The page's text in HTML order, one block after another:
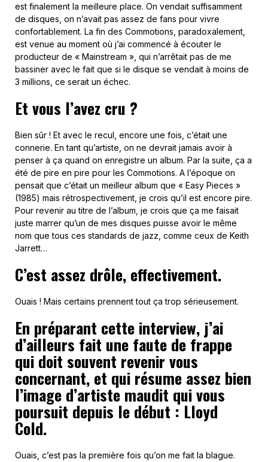
est finalement la meilleure place. On vendait suffisamment
de disques, on n’avait pas assez de fans pour vivre
confortablement. La fin des Commotions, paradoxalement,
est venue au moment où j’ai commencé à écouter le
producteur de « Mainstream », qui n’arrêtait pas de me
bassiner avec le fait que si le disque se vendait à moins de
3 millions, ce serait un échec.
Et vous l’avez cru ?
Bien sûr ! Et avec le recul, encore une fois, c’était une
connerie. En tant qu’artiste, on ne devrait jamais avoir à
penser à ça quand on enregistre un album. Par la suite, ça a
été de pire en pire pour les Commotions. A l’époque on
pensait que c’était un meilleur album que « Easy Pieces »
(1985) mais rétrospectivement, je crois qu’il est encore pire.
Pour revenir au titre de l’album, je crois que ça me faisait
juste marrer qu’un de mes disques puisse avoir le même
nom que tous ces standards de jazz, comme ceux de Keith
Jarrett…
C’est assez drôle, effectivement.
Ouais ! Mais certains prennent tout ça trop sérieusement.
En préparant cette interview, j’ai
d’ailleurs fait une faute de frappe
qui doit souvent revenir vous
concernant, et qui résume assez bien
l’image d’artiste maudit qui vous
poursuit depuis le début : Lloyd
Cold.
Ouais, c’est pas la première fois qu’on me fait la blague.